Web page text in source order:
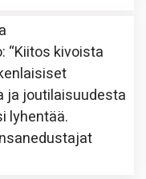
: “Kiitos kivoista
ja joutilaisuudesta
lyhentää.